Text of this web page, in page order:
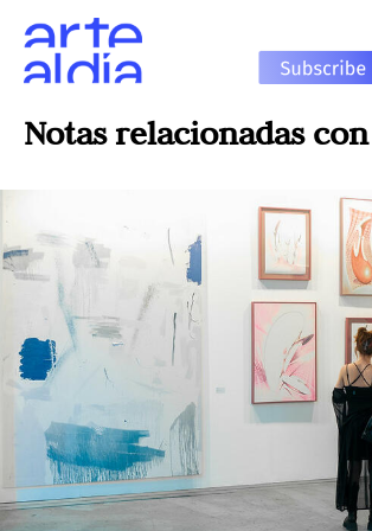
Notas relacionadas con